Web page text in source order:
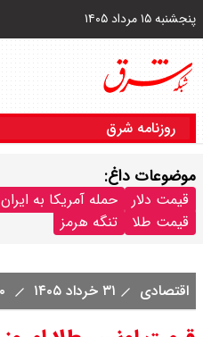
پنجشنبه ۱۵ مرداد ۱۴۰۵
روزنامه شرق
موضوعات داغ:
قیمت دلار حمله آمریکا به ایران
قیمت طلا
تنگه هرمز
اقتصادی ۳۱ خرداد ۱۴۰۵